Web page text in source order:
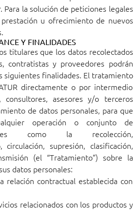
Para la solución de peticiones legales
u ofrecimiento de nuevos
Y FINALIDADES
titulares que los datos recolectados
contratistas y proveedores podrán
siguientes finalidades. El tratamiento
directamente o por intermedio
consultores, asesores y/o terceros
de datos personales, para que
operación o conjunto de
como la recolección,
circulación, supresión, clasificación,
(el “Tratamiento”) sobre la
datos personales:
relación contractual establecida con
relacionados con los productos y